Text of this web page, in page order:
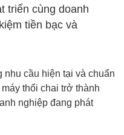
triển cùng doanh
tiền bạc và
cầu hiện tại và chuẩn
thổi chai trở thành
nghiệp đang phát